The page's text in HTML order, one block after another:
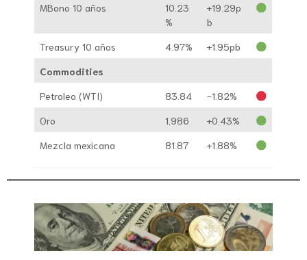
MBono 10 años
10.23
%
+19.29p
b
Treasury 10 años
4.97%
+1.95pb
Commodities
Petroleo (WTI)
83.84
-1.82%
Oro
1,986
+0.43%
Mezcla mexicana
81.87 +1.88%